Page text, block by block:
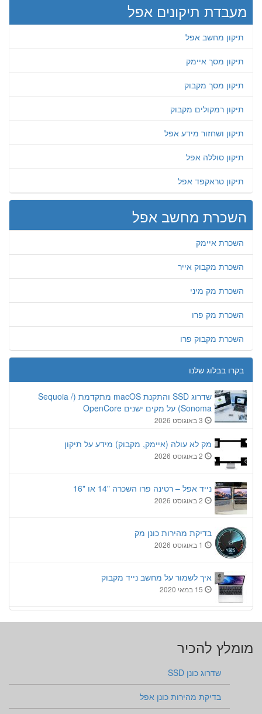
מעבדת תיקונים אפל
תיקון מחשב אפל
תיקון מסך איימק
תיקון מסך מקבוק
תיקון רמקולים מקבוק
תיקון ושחזור מידע אפל
תיקון סוללה אפל
תיקון טראקפד אפל
השכרת מחשב אפל
השכרת איימק
השכרת מקבוק אייר
השכרת מק מיני
השכרת מק פרו
השכרת מקבוק פרו
בקרו בבלוג שלנו
שדרוג SSD והתקנת macOS מתקדמת (Sequoia /
Sonoma) על מקים ישנים OpenCore
מק לא עולה (איימק, מקבוק) מידע על תיקון
נייד אפל – רטינה פרו השכרה "14 או "16
בדיקת מהירות כונן מק
איך לשמור על מחשב נייד מקבוק
מומלץ להכיר
שדרוג כונן SSD
בדיקת מהירות כונן אפל